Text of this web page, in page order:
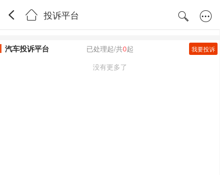
投诉平台
汽车投诉平台 已处理起/共0起 我要投诉
没有更多了